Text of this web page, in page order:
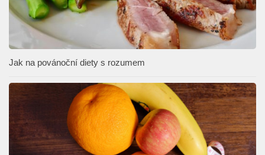
Jak na povánoční diety s rozumem